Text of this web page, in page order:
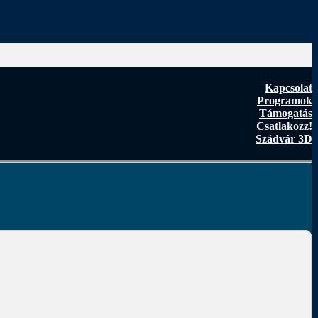
Kapcsolat
Programok
Támogatás
Csatlakozz!
Szádvár 3D